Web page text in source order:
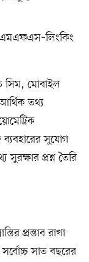
সিম, মোবাইল
তথ্য
ব্যবহারের সুযোগ
প্রশ্ন তৈরি
প্রস্তাব রাখা
সাত বছরের